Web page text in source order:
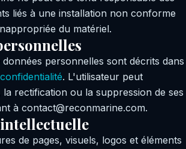
liés à une installation non conforme
du matériel.
données personnelles sont décrits dans
. L'utilisateur peut
rectification ou la suppression de ses
à contact@reconmarine.com.
de pages, visuels, logos et éléments